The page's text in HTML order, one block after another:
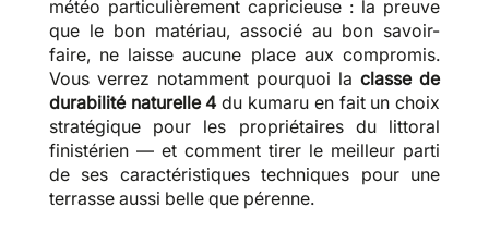
météo particulièrement capricieuse : la preuve
que le bon matériau, associé au bon savoir-
faire, ne laisse aucune place aux compromis.
Vous verrez notamment pourquoi laclasse de
durabilité naturelle 4 du kumaru en fait un choix
stratégique pour les propriétaires du littoral
finistérien — et comment tirer le meilleur parti
de ses caractéristiques techniques pour une
terrasse aussi belle que pérenne.